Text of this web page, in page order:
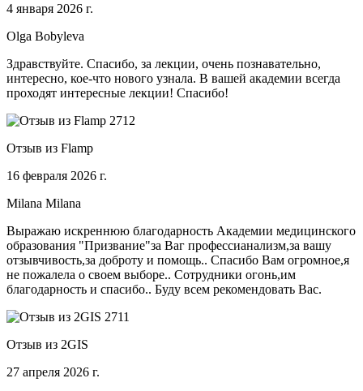
4 января 2026 г.
Olga Bobyleva
Здравствуйте. Спасибо, за лекции, очень познавательно,
интересно, кое-что нового узнала. В вашей академии всегда
проходят интересные лекции! Спасибо!
Отзыв из Flamp
16 февраля 2026 г.
Milana Milana
Выражаю искреннюю благодарность Академии медицинского
образования "Призвание"за Ваг профессианализм,за вашу
отзывчивость,за доброту и помощь.. Спасибо Вам огромное,я
не пожалела о своем выборе.. Сотрудники огонь,им
благодарность и спасибо.. Буду всем рекомендовать Вас.
Отзыв из 2GIS
27 апреля 2026 г.